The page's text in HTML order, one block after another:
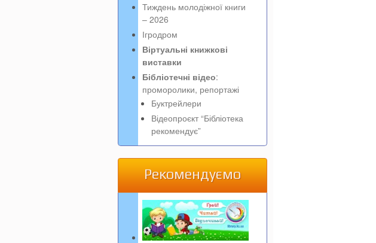
Тиждень молодіжної книги
– 2026
Ігродром
Віртуальні книжкові
виставки
Бібліотечні відео:
проморолики, репортажі
Буктрейлери
Відеопроєкт “Бібліотека
рекомендує”
Рекомендуємо